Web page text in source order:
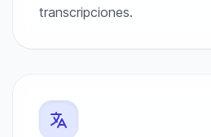
transcripciones.